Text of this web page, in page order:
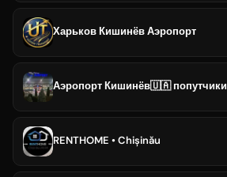
Харьков Кишинёв Аэропорт
Аэропорт Кишинёв🇺🇦 попутчики
RENTHOME • Chișinău